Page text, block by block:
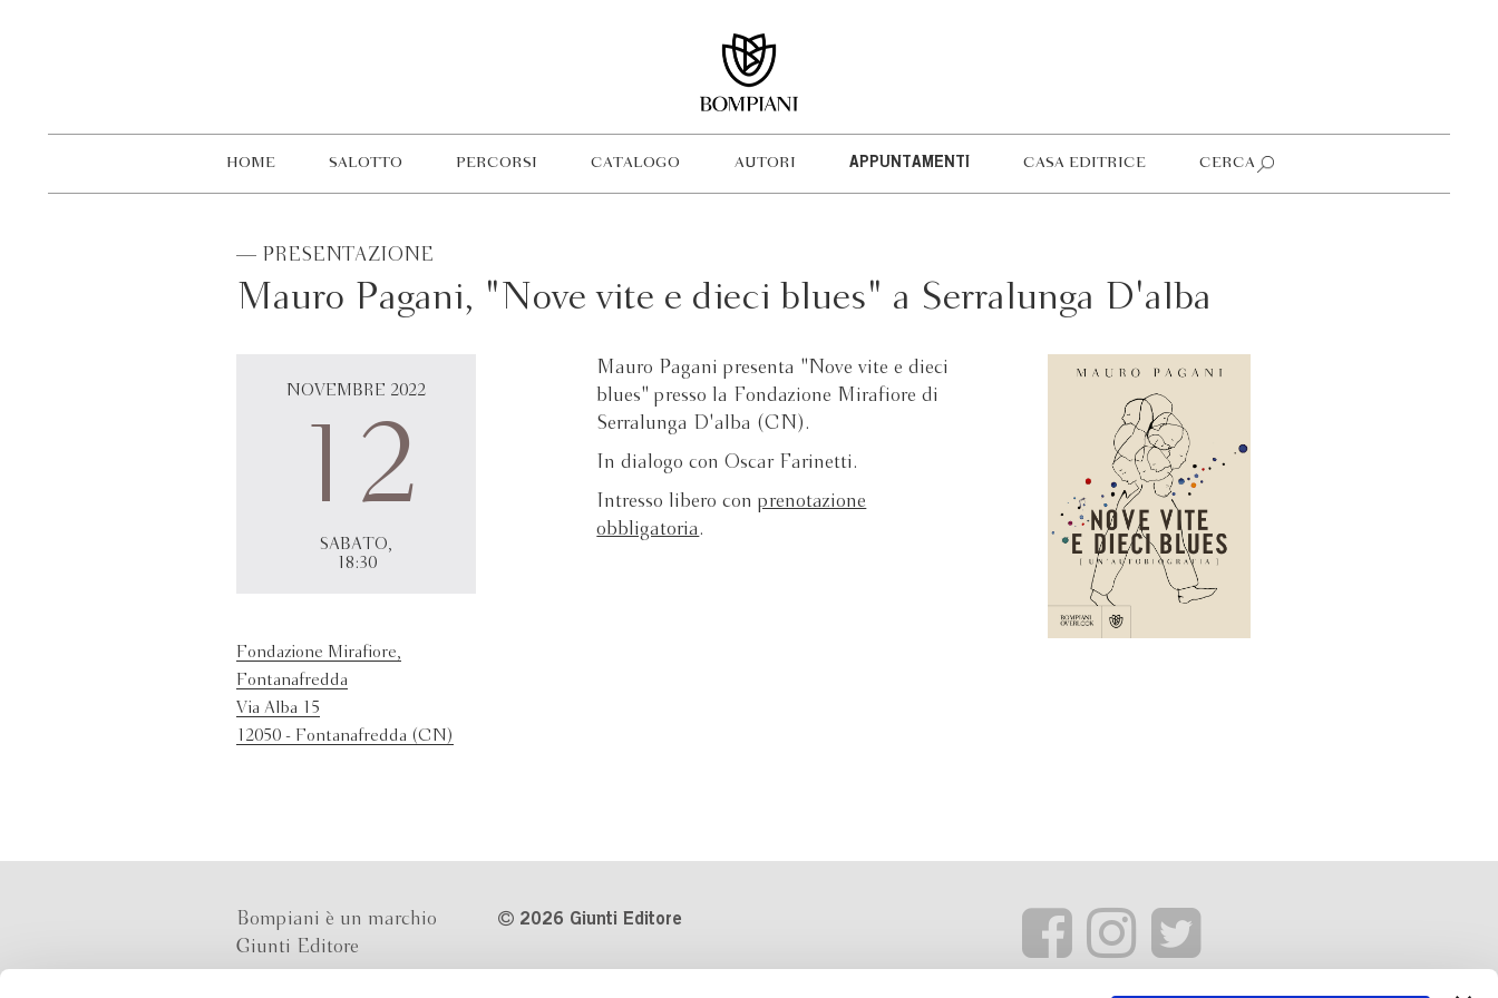
HOME SALOTTO PERCORSI CATALOGO AUTORI APPUNTAMENTI CASA EDITRICE CERCA
— PRESENTAZIONE
Mauro Pagani, "Nove vite e dieci blues" a Serralunga D'alba
NOVEMBRE 2022
12
SABATO,
18:30
Fondazione Mirafiore,
Fontanafredda
Via Alba 15
12050 - Fontanafredda (CN)
Mauro Pagani presenta "Nove vite e dieci
blues" presso la Fondazione Mirafiore di
Serralunga D'alba (CN).
In dialogo con Oscar Farinetti.
Intresso libero conprenotazione
obbligatoria.
Bompiani è un marchio
Giunti Editore
2026 Giunti Editore